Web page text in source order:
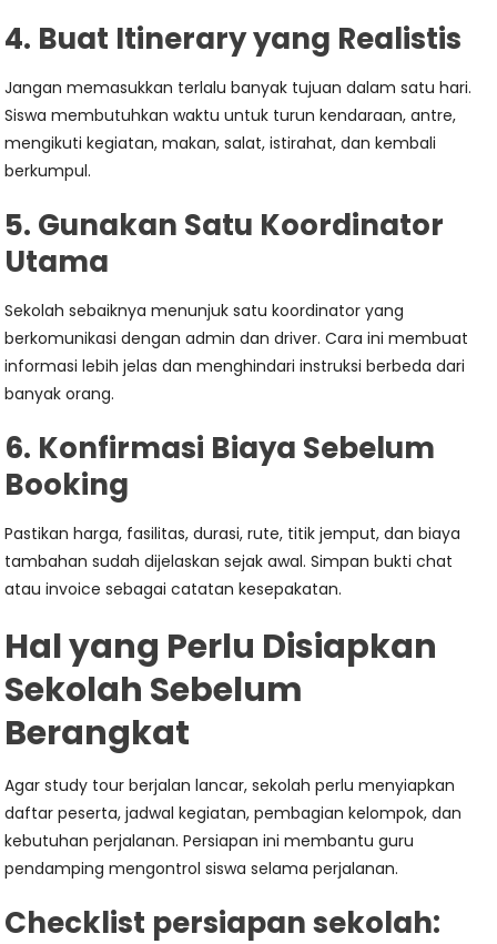
4. Buat Itinerary yang Realistis
Jangan memasukkan terlalu banyak tujuan dalam satu hari.
Siswa membutuhkan waktu untuk turun kendaraan, antre,
mengikuti kegiatan, makan, salat, istirahat, dan kembali
berkumpul.
5. Gunakan Satu Koordinator
Utama
Sekolah sebaiknya menunjuk satu koordinator yang
berkomunikasi dengan admin dan driver. Cara ini membuat
informasi lebih jelas dan menghindari instruksi berbeda dari
banyak orang.
6. Konfirmasi Biaya Sebelum
Booking
Pastikan harga, fasilitas, durasi, rute, titik jemput, dan biaya
tambahan sudah dijelaskan sejak awal. Simpan bukti chat
atau invoice sebagai catatan kesepakatan.
Hal yang Perlu Disiapkan
Sekolah Sebelum
Berangkat
Agar study tour berjalan lancar, sekolah perlu menyiapkan
daftar peserta, jadwal kegiatan, pembagian kelompok, dan
kebutuhan perjalanan. Persiapan ini membantu guru
pendamping mengontrol siswa selama perjalanan.
Checklist persiapan sekolah: